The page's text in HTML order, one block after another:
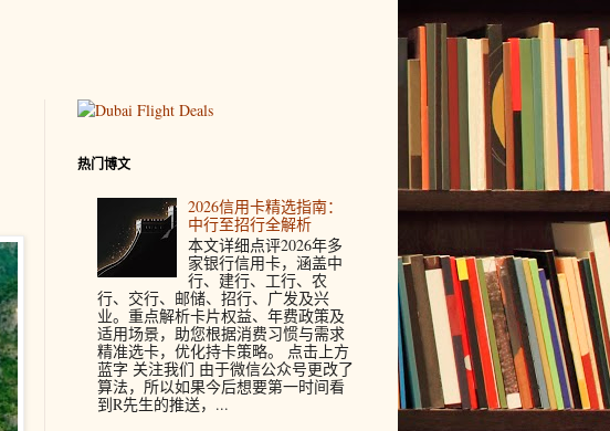
热门博文
2026信用卡精选指南：
中行至招行全解析
本文详细点评2026年多
家银行信用卡，涵盖中
行、建行、工行、农
行、交行、邮储、招行、广发及兴
业。重点解析卡片权益、年费政策及
适用场景，助您根据消费习惯与需求
精准选卡，优化持卡策略。 点击上方
蓝字 关注我们 由于微信公众号更改了
算法，所以如果今后想要第一时间看
到R先生的推送，...